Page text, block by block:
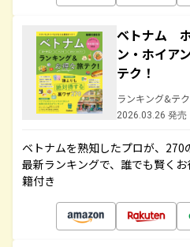
ベトナム
ン・ホイア
テク！
ランキング&テ
2026.03.26 発売
ベトナムを熟知したプロが、270
最新ランキングで、誰でも賢く
籍付き